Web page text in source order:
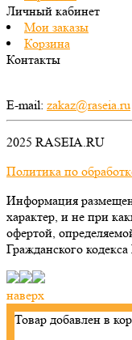
Личный кабинет
Мои заказы
Корзина
Контакты
E-mail: zakaz@raseia.ru
2025 RASEIA.RU
Политика по
Информация
характер, и не при
офертой,
Гражданского
наверх
Товар добавлен в